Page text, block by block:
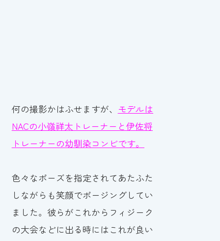
何の撮影かはふせますが、 モデルは
NACの小嶺祥太トレーナーと伊佐将
トレーナーの幼馴染コンビです。
色々なポーズを指定されてあたふた
しながらも笑顔でポージングしてい
ました。彼らがこれからフィジーク
の大会などに出る時にはこれが良い